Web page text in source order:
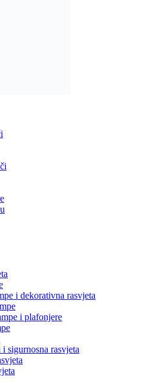
i dekorativna rasvjeta
i plafonjere
sigurnosna rasvjeta